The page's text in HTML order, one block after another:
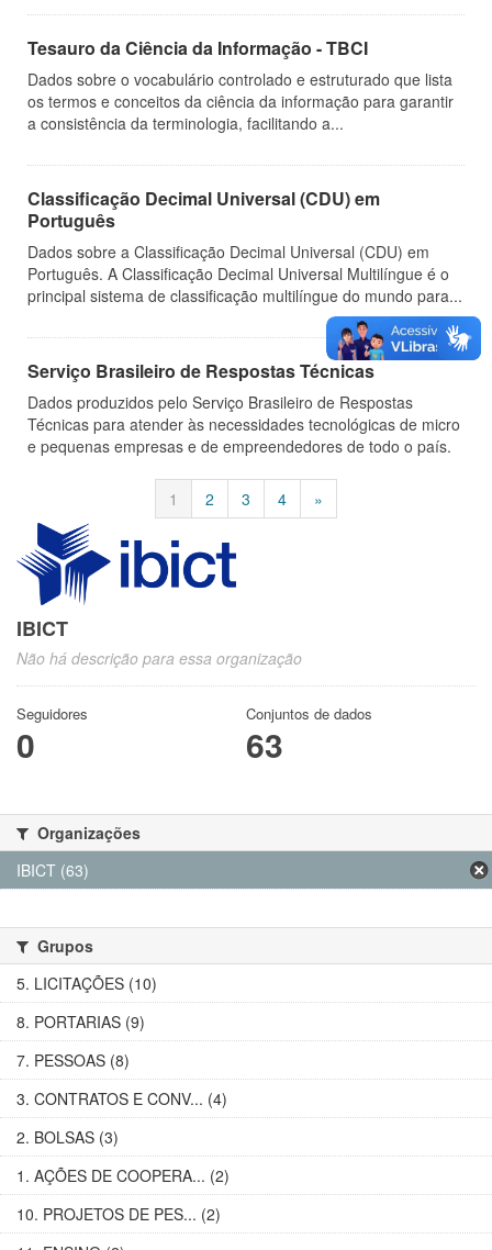
Tesauro da Ciência da Informação - TBCI
Dados sobre o vocabulário controlado e estruturado que lista
os termos e conceitos da ciência da informação para garantir
a consistência da terminologia, facilitando a...
Classificação Decimal Universal (CDU) em
Português
Dados sobre a Classificação Decimal Universal (CDU) em
Português. A Classificação Decimal Universal Multilíngue é o
principal sistema de classificação multilíngue do mundo para...
Serviço Brasileiro de Respostas Técnicas
Dados produzidos pelo Serviço Brasileiro de Respostas
Técnicas para atender às necessidades tecnológicas de micro
e pequenas empresas e de empreendedores de todo o país.
1 2 3 4 »
IBICT
Não há descrição para essa organização
Seguidores
0
Conjuntos de dados
63
Organizações
IBICT (63)
Grupos
5. LICITAÇÕES (10)
8. PORTARIAS (9)
7. PESSOAS (8)
3. CONTRATOS E CONV... (4)
2. BOLSAS (3)
1. AÇÕES DE COOPERA... (2)
10. PROJETOS DE PES... (2)